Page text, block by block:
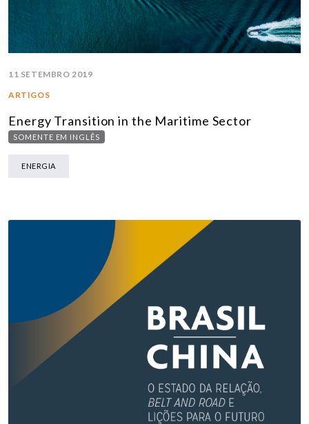
11 SETEMBRO 2019
ARTIGOS
Energy Transition in the Maritime Sector
SOMENTE EM INGLÊS
ENERGIA